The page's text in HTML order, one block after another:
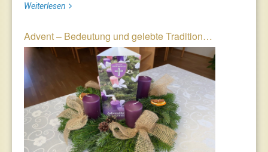
Weiterlesen
Advent – Bedeutung und gelebte Tradition…